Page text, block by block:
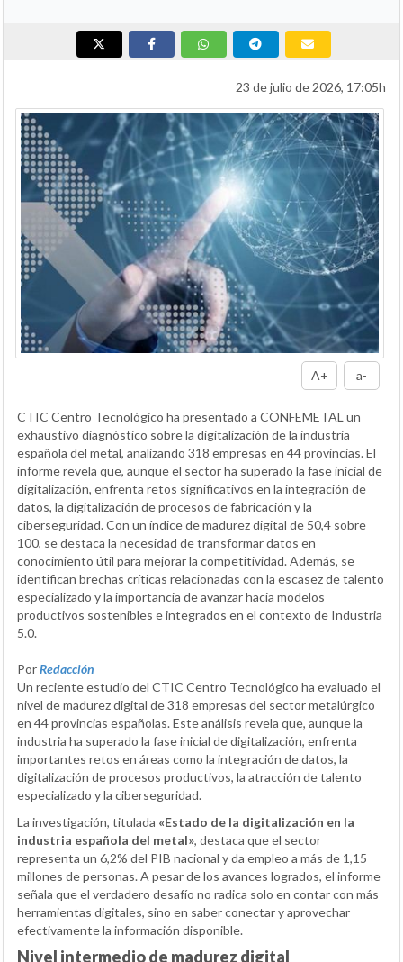
23 de julio de 2026, 17:05h
A+ a-
CTIC Centro Tecnológico ha presentado a CONFEMETAL un
exhaustivo diagnóstico sobre la digitalización de la industria
española del metal, analizando 318 empresas en 44 provincias. El
informe revela que, aunque el sector ha superado la fase inicial de
digitalización, enfrenta retos significativos en la integración de
datos, la digitalización de procesos de fabricación y la
ciberseguridad. Con un índice de madurez digital de 50,4 sobre
100, se destaca la necesidad de transformar datos en
conocimiento útil para mejorar la competitividad. Además, se
identifican brechas críticas relacionadas con la escasez de talento
especializado y la importancia de avanzar hacia modelos
productivos sostenibles e integrados en el contexto de Industria
5.0.
PorRedacción
Un reciente estudio del CTIC Centro Tecnológico ha evaluado el
nivel de madurez digital de 318 empresas del sector metalúrgico
en 44 provincias españolas. Este análisis revela que, aunque la
industria ha superado la fase inicial de digitalización, enfrenta
importantes retos en áreas como la integración de datos, la
digitalización de procesos productivos, la atracción de talento
especializado y la ciberseguridad.
La investigación, titulada «Estado de la digitalización en la
industria española del metal», destaca que el sector
representa un 6,2% del PIB nacional y da empleo a más de 1,15
millones de personas. A pesar de los avances logrados, el informe
señala que el verdadero desafío no radica solo en contar con más
herramientas digitales, sino en saber conectar y aprovechar
efectivamente la información disponible.
Nivel intermedio de madurez digital